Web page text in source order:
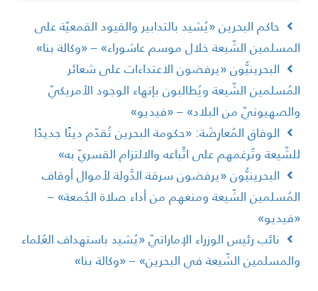
حاكم البحرين «يُشيد بالتدابير والقيود القمعيّة على
الشّيعة خلال موسم عاشوراء» – «وكالة بنا»
البحرينيُّون «يرفضون الاعتداءات على شعائر
الشّيعة ويُطالبون بإنهاء الوجود الأمريكيّ
من البلاد» – «فيديو»
الوفاق المُعارِضَة: «حكومة البحرين تُقدّم دينًا جديدًا
وتُرغمهم على اتِّباعه والالتزام القسريّ به»
البحرينيُّون «يرفضون سرقة الدَّولة لأموال أوقاف
الشّيعة ومنعهم من أداء صلاة الجُمعة» –
نائب رئيس الوزراء الإماراتيّ «يُشيد باستهداف العُلماء
الشّيعة في البحرين» – «وكالة بنا»